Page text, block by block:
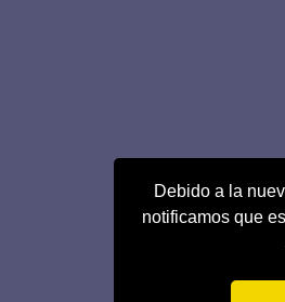
Debido a la
notificamos que